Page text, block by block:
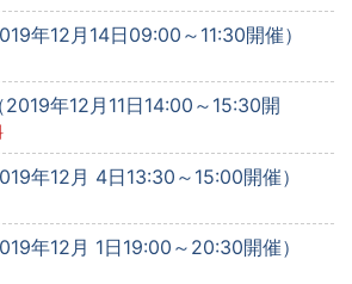
年12月14日09:00～11:30開催）
年12月11日14:00～15:30開
年12月 4日13:30～15:00開催）
年12月 1日19:00～20:30開催）